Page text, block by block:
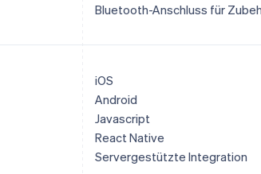
Bluetooth-Anschluss für
iOS
Android
Javascript
React Native
Servergestützte Integration